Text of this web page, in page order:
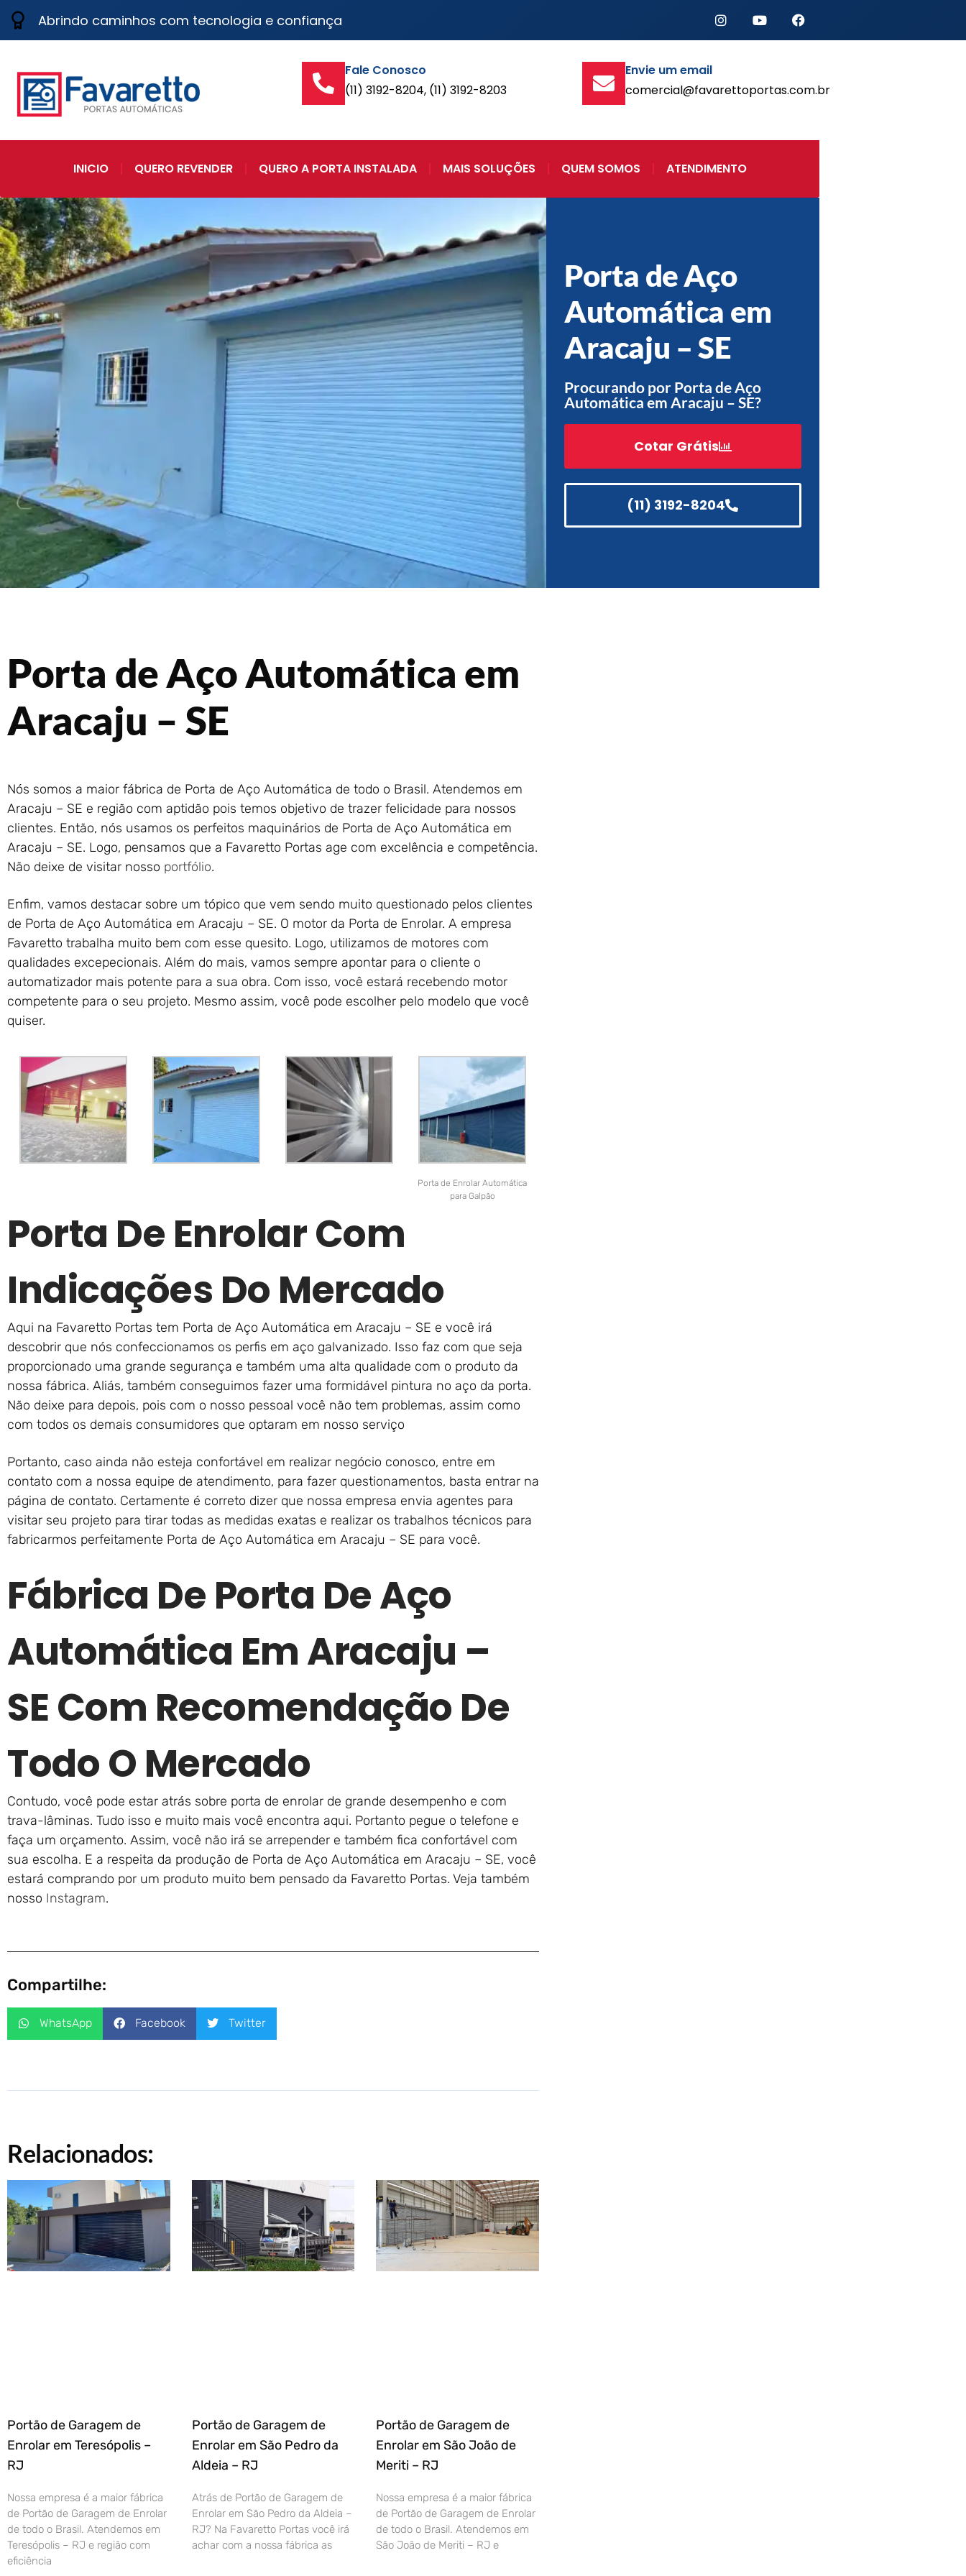
Abrindo caminhos com tecnologia e confiança
Fale Conosco
(11) 3192-8204, (11) 3192-8203
Envie um email
comercial@favarettoportas.com.br
INICIO QUERO REVENDER QUERO A PORTA INSTALADA MAIS SOLUÇÕES QUEM SOMOS ATENDIMENTO
Porta de Aço
Automática em
Aracaju – SE
Procurando por Porta de Aço
Automática em Aracaju – SE?
Cotar Grátis
(11) 3192-8204
Porta de Aço Automática em
Aracaju – SE
Nós somos a maior fábrica de Porta de Aço Automática de todo o Brasil. Atendemos em
Aracaju – SE e região com aptidão pois temos objetivo de trazer felicidade para nossos
clientes. Então, nós usamos os perfeitos maquinários de Porta de Aço Automática em
Aracaju – SE. Logo, pensamos que a Favaretto Portas age com excelência e competência.
Não deixe de visitar nosso portfólio.
Enfim, vamos destacar sobre um tópico que vem sendo muito questionado pelos clientes
de Porta de Aço Automática em Aracaju – SE. O motor da Porta de Enrolar. A empresa
Favaretto trabalha muito bem com esse quesito. Logo, utilizamos de motores com
qualidades excepecionais. Além do mais, vamos sempre apontar para o cliente o
automatizador mais potente para a sua obra. Com isso, você estará recebendo motor
competente para o seu projeto. Mesmo assim, você pode escolher pelo modelo que você
quiser.
Porta de Enrolar Automática
para Galpão
Porta De Enrolar Com
Indicações Do Mercado
Aqui na Favaretto Portas tem Porta de Aço Automática em Aracaju – SE e você irá
descobrir que nós confeccionamos os perfis em aço galvanizado. Isso faz com que seja
proporcionado uma grande segurança e também uma alta qualidade com o produto da
nossa fábrica. Aliás, também conseguimos fazer uma formidável pintura no aço da porta.
Não deixe para depois, pois com o nosso pessoal você não tem problemas, assim como
com todos os demais consumidores que optaram em nosso serviço
Portanto, caso ainda não esteja confortável em realizar negócio conosco, entre em
contato com a nossa equipe de atendimento, para fazer questionamentos, basta entrar na
página de contato. Certamente é correto dizer que nossa empresa envia agentes para
visitar seu projeto para tirar todas as medidas exatas e realizar os trabalhos técnicos para
fabricarmos perfeitamente Porta de Aço Automática em Aracaju – SE para você.
Fábrica De Porta De Aço
Automática Em Aracaju –
SE Com Recomendação De
Todo O Mercado
Contudo, você pode estar atrás sobre porta de enrolar de grande desempenho e com
trava-lâminas. Tudo isso e muito mais você encontra aqui. Portanto pegue o telefone e
faça um orçamento. Assim, você não irá se arrepender e também fica confortável com
sua escolha. E a respeita da produção de Porta de Aço Automática em Aracaju – SE, você
estará comprando por um produto muito bem pensado da Favaretto Portas. Veja também
nosso Instagram.
Compartilhe:
WhatsApp Facebook Twitter
Relacionados:
Portão de Garagem de
Enrolar em Teresópolis –
RJ
Nossa empresa é a maior fábrica
de Portão de Garagem de Enrolar
de todo o Brasil. Atendemos em
Teresópolis – RJ e região com
eficiência
Portão de Garagem de
Enrolar em São Pedro da
Aldeia – RJ
Atrás de Portão de Garagem de
Enrolar em São Pedro da Aldeia –
RJ? Na Favaretto Portas você irá
achar com a nossa fábrica as
Portão de Garagem de
Enrolar em São João de
Meriti – RJ
Nossa empresa é a maior fábrica
de Portão de Garagem de Enrolar
de todo o Brasil. Atendemos em
São João de Meriti – RJ e